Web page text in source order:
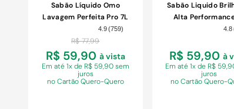
Sabão Líquido Omo
Lavagem Perfeita Pro 7L
4.9(759)
R$ 77,99
R$ 59,90 à vista
Em até 1x de R$ 59,90 sem
juros
no Cartão Quero-Quero
Sabão Liquido
Alta
4.8
R$ 59,90 à
Ematé 1x de R$
juros
no Cartão Quero-